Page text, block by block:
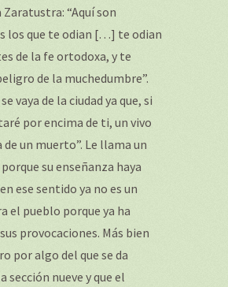
Zaratustra: “Aquí son
los que te odian […] te odian
de la fe ortodoxa, y te
de la muchedumbre”.
vaya de la ciudad ya que, si
por encima de ti, un vivo
un muerto”. Le llama un
su enseñanza haya
ese sentido ya no es un
el pueblo porque ya ha
provocaciones. Más bien
por algo del que se da
sección nueve y que el